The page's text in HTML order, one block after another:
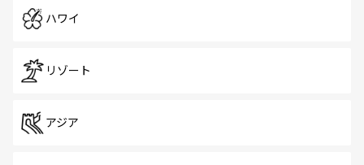
ハワイ
リゾート
アジア